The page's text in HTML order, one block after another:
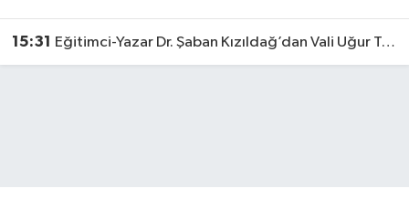
15:31 Eğitimci-Yazar Dr. Şaban Kızıldağ’dan Vali Uğur Turan’a Ziyaret